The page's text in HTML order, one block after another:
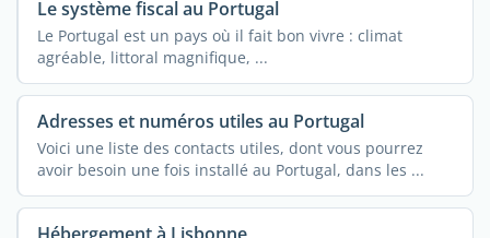
Le système fiscal au Portugal
Le Portugal est un pays où il fait bon vivre : climat
agréable, littoral magnifique, ...
Adresses et numéros utiles au Portugal
Voici une liste des contacts utiles, dont vous pourrez
avoir besoin une fois installé au Portugal, dans les ...